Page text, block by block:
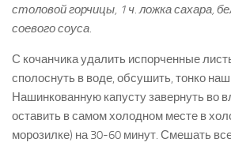
столовой горчицы, 1 ч. ложка сахара,
соевого соуса.
С кочанчика удалить испорченные
сполоснуть в воде, обсушить, тонко
Нашинкованную капусту завернуть во
оставить в самом холодном месте в
морозилке) на 30-60 минут. Смешать